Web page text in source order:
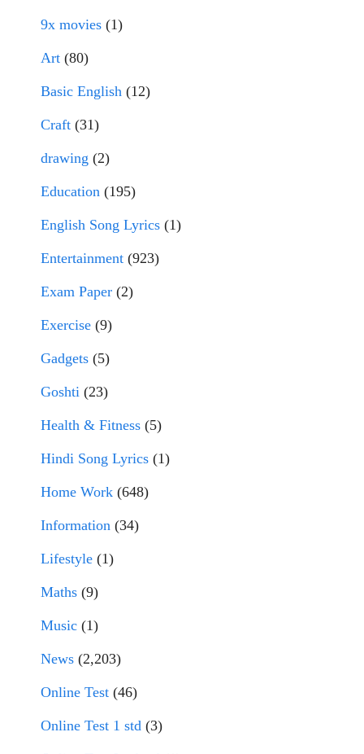
9x movies (1)
Art (80)
Basic English (12)
Craft (31)
drawing (2)
Education (195)
English Song Lyrics (1)
Entertainment (923)
Exam Paper (2)
Exercise (9)
Gadgets (5)
Goshti (23)
Health & Fitness (5)
Hindi Song Lyrics (1)
Home Work (648)
Information (34)
Lifestyle (1)
Maths (9)
Music (1)
News (2,203)
Online Test (46)
Online Test 1 std (3)